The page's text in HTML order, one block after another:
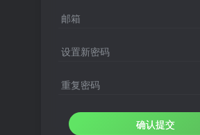
邮箱
设置新密码
重复密码
确认提交